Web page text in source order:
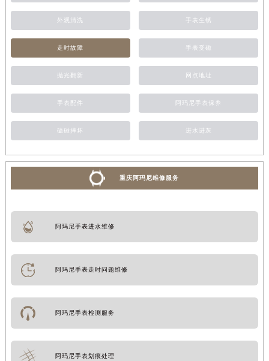
外观清洗 手表生锈
走时故障 手表受磁
抛光翻新 网点地址
手表配件 阿玛尼手表保养
磕碰摔坏 进水进灰
重庆阿玛尼维修服务
阿玛尼手表进水维修
阿玛尼手表走时问题维修
阿玛尼手表检测服务
阿玛尼手表划痕处理